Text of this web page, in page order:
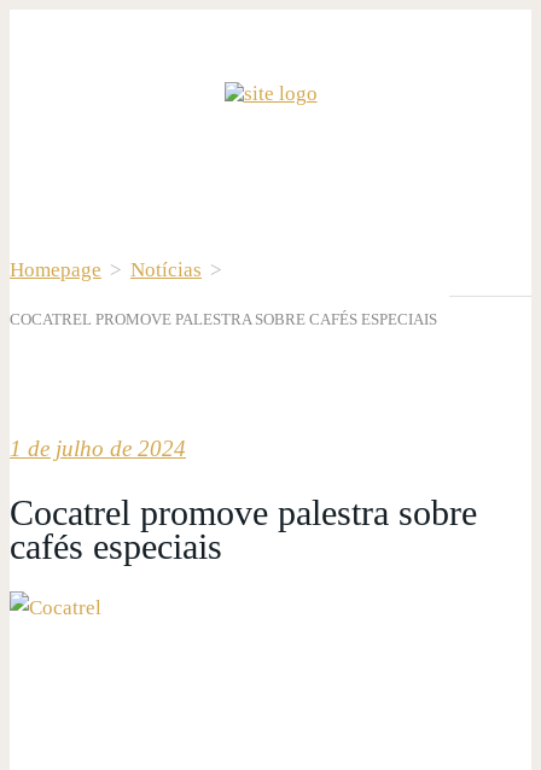
Homepage > Notícias >
COCATREL PROMOVE PALESTRA SOBRE CAFÉS ESPECIAIS
1 de julho de 2024
Cocatrel promove palestra sobre
cafés especiais